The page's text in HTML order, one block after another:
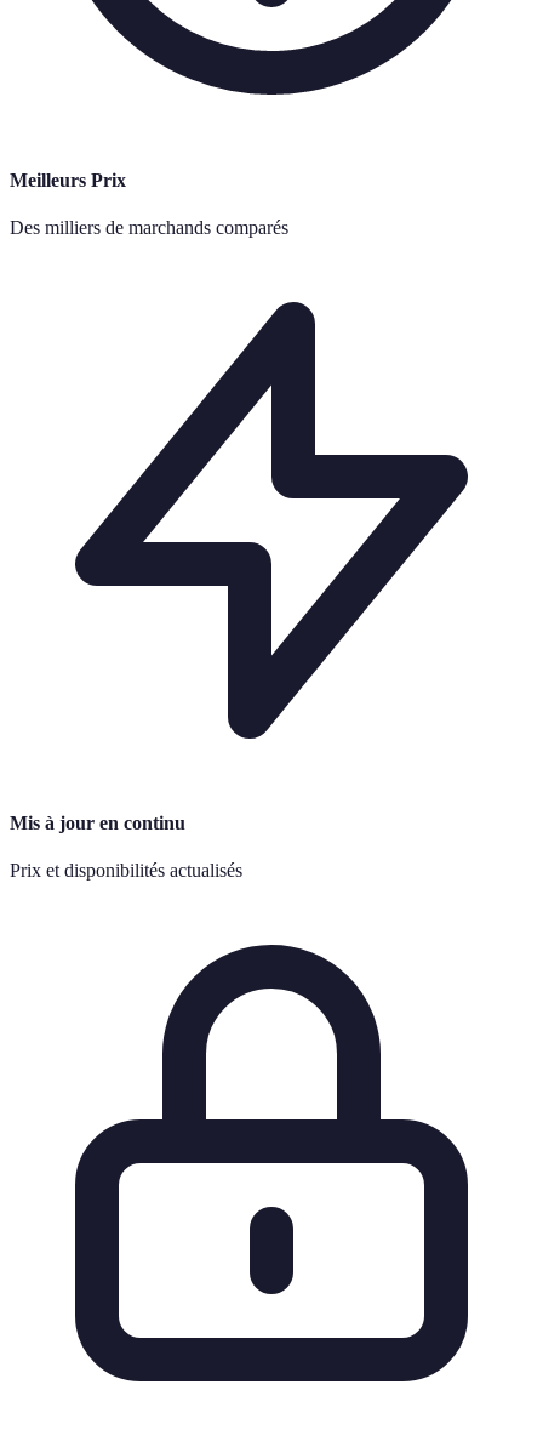
Meilleurs Prix
Des milliers de marchands comparés
Mis à jour en continu
Prix et disponibilités actualisés